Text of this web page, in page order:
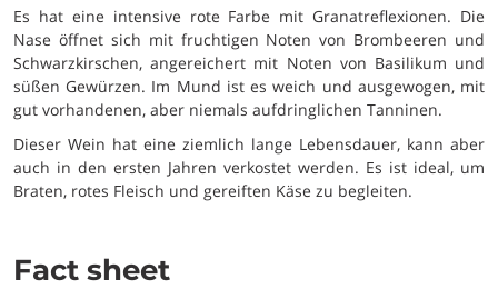
Es hat eine intensive rote Farbe mit Granatreflexionen. Die
Nase öffnet sich mit fruchtigen Noten von Brombeeren und
Schwarzkirschen, angereichert mit Noten von Basilikum und
süßen Gewürzen. Im Mund ist es weich und ausgewogen, mit
gut vorhandenen, aber niemals aufdringlichen Tanninen.
Dieser Wein hat eine ziemlich lange Lebensdauer, kann aber
auch in den ersten Jahren verkostet werden. Es ist ideal, um
Braten, rotes Fleisch und gereiften Käse zu begleiten.
Fact sheet